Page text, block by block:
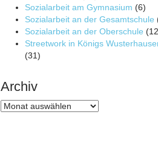
Sozialarbeit am Gymnasium (6)
Sozialarbeit an der Gesamtschule
Sozialarbeit an der Oberschule
Streetwork in Königs
(31)
Archiv
Archiv